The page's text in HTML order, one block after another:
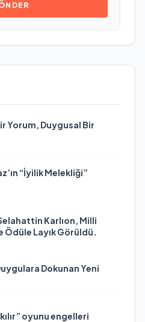
Yorum, Duygusal Bir
“İyilik Melekliği”
Karlıon, Milli
Ödüle Layık Görüldü.
Dokunan Yeni
oyunu engelleri